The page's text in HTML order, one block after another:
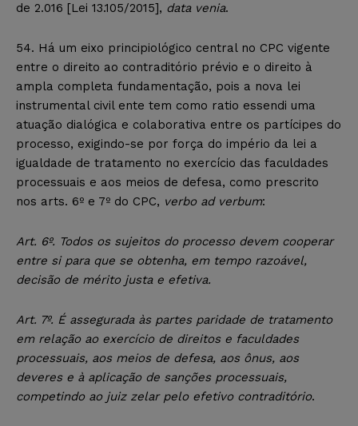
de 2.016 [Lei 13.105/2015], data venia.
54. Há um eixo principiológico central no CPC vigente
entre o direito ao contraditório prévio e o direito à
ampla completa fundamentação, pois a nova lei
instrumental civil ente tem como ratio essendi uma
atuação dialógica e colaborativa entre os partícipes do
processo, exigindo-se por força do império da lei a
igualdade de tratamento no exercício das faculdades
processuais e aos meios de defesa, como prescrito
nos arts. 6º e 7º do CPC, verbo ad verbum:
Art. 6º. Todos os sujeitos do processo devem cooperar
entre si para que se obtenha, em tempo razoável,
decisão de mérito justa e efetiva.
Art. 7º. É assegurada às partes paridade de tratamento
em relação ao exercício de direitos e faculdades
processuais, aos meios de defesa, aos ônus, aos
deveres e à aplicação de sanções processuais,
competindo ao juiz zelar pelo efetivo contraditório.